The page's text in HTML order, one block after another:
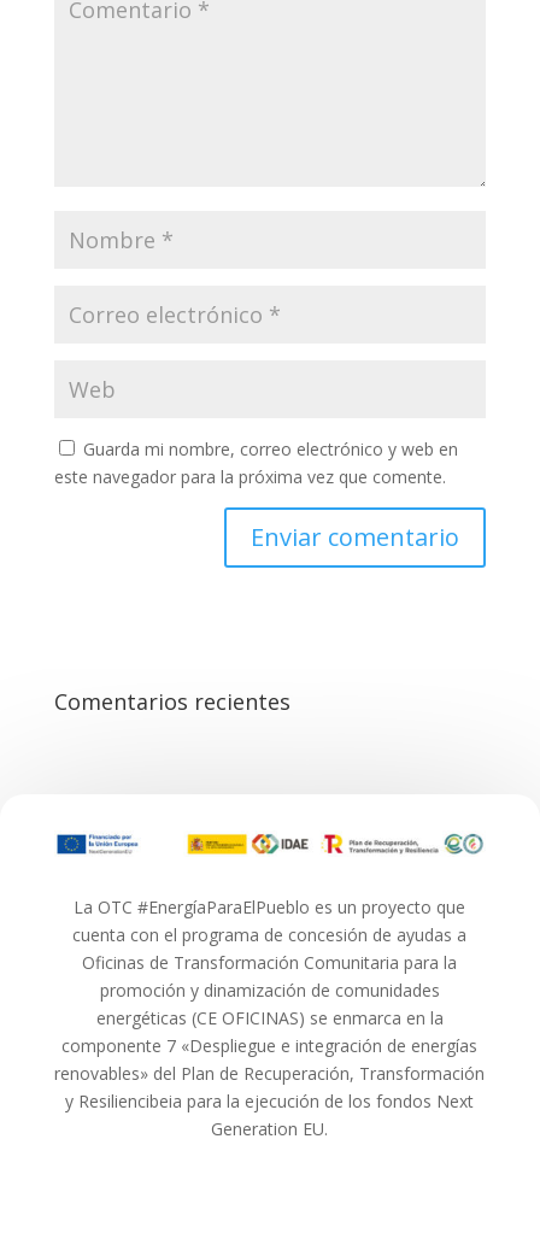
Guarda mi nombre, correo electrónico y web en
este navegador para la próxima vez que comente.
Comentarios recientes
La OTC #EnergíaParaElPueblo es un proyecto que
cuenta con el programa de concesión de ayudas a
Oficinas de Transformación Comunitaria para la
promoción y dinamización de comunidades
energéticas (CE OFICINAS) se enmarca en la
componente 7 «Despliegue e integración de energías
renovables» del Plan de Recuperación, Transformación
y Resiliencibeia para la ejecución de los fondos Next
Generation EU.